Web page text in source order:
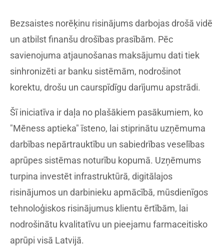
Bezsaistes norēķinu risinājums darbojas drošā vidē
un atbilst finanšu drošības prasībām. Pēc
savienojuma atjaunošanas maksājumu dati tiek
sinhronizēti ar banku sistēmām, nodrošinot
korektu, drošu un caurspīdīgu darījumu apstrādi.
Šī iniciatīva ir daļa no plašākiem pasākumiem, ko
"Mēness aptieka" īsteno, lai stiprinātu uzņēmuma
darbības nepārtrauktību un sabiedrības veselības
aprūpes sistēmas noturību kopumā. Uzņēmums
turpina investēt infrastruktūrā, digitālajos
risinājumos un darbinieku apmācībā, mūsdienīgos
tehnoloģiskos risinājumus klientu ērtībām, lai
nodrošinātu kvalitatīvu un pieejamu farmaceitisko
aprūpi visā Latvijā.